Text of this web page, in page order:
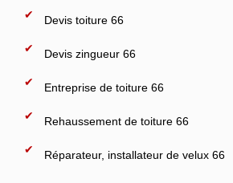
Devis toiture 66
Devis zingueur 66
Entreprise de toiture 66
Rehaussement de toiture 66
Réparateur, installateur de velux 66